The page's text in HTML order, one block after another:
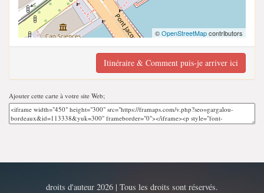
©OpenStreetMapcontributors
Itinéraire & Comment puis-je arriver ici
Ajouter cette carte à votre site Web;
droits d'auteur 2026 | Tous les droits sont réservés.